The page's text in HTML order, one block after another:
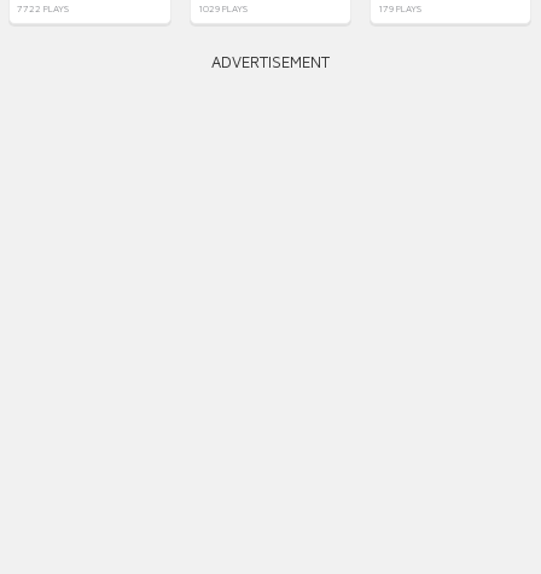
7722 PLAYS 1029 PLAYS 179 PLAYS
ADVERTISEMENT